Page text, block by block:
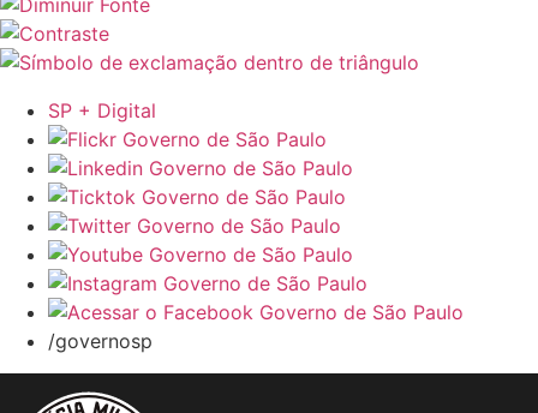
SP + Digital
/governosp